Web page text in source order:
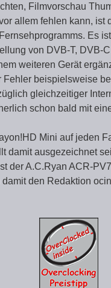
Filmvorschau
allem fehlen kann,
Es
von DVB-T, DVB-
weiteren Gerät
Fehler beispielsweise
gleichzeitiger
schon bald mit
Mini auf jeden
damit ausgezeichnet
der A.C.Ryan ACR-
den Redaktion